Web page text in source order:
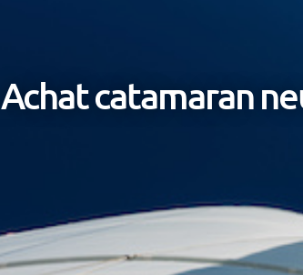
Achat catamaran